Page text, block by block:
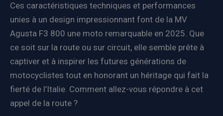
Ces caractéristiques techniques et performances
unies à un design impressionnant font de la MV
Agusta F3 800 une moto remarquable en 2025. Que
ce soit sur la route ou sur circuit, elle semble prête à
captiver et à inspirer les futures générations de
motocyclistes tout en honorant un héritage qui fait la
fierté de l’Italie. Comment allez-vous répondre à cet
appel de la route ?